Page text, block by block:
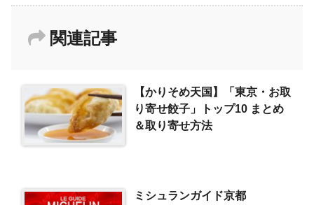
関連記事
【かりそめ天国】「東京・お取
り寄せ餃子」トップ10 まとめ
＆取り寄せ方法
ミシュランガイド京都